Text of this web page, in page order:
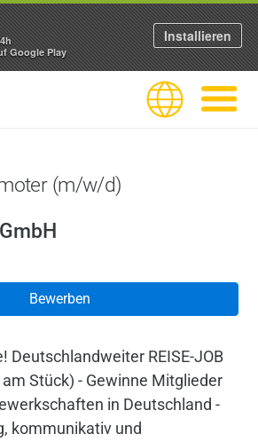
Sprache
(m/w/d)
Bewerben
Deutschlandweiter REISE-JOB
Stück) - Gewinne Mitglieder
in Deutschland -
kommunikativ und
Google Play
Installieren